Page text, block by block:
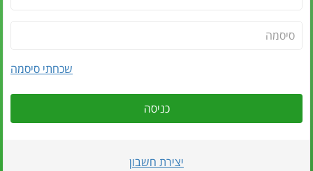
שכחתי סיסמה
כניסה
יצירת חשבון